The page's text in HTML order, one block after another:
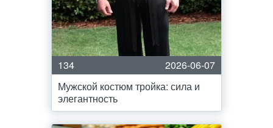
134
2026-06-07
Мужской костюм тройка: сила и
элегантность